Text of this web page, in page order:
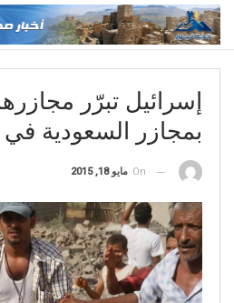
إسرائيل تبرّر
بمجازر السعودية في
On مايو 18, 2015